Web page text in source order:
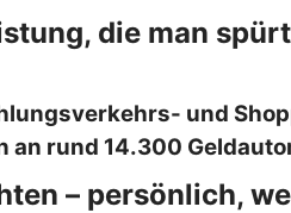
die man
und
an rund 14.300
– persönlich,